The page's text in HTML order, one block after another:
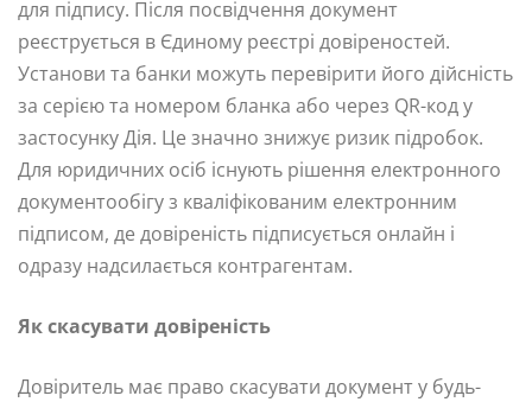
для підпису. Після посвідчення документ
реєструється в Єдиному реєстрі довіреностей.
Установи та банки можуть перевірити його дійсність
за серією та номером бланка або через QR-код у
застосунку Дія. Це значно знижує ризик підробок.
Для юридичних осіб існують рішення електронного
документообігу з кваліфікованим електронним
підписом, де довіреність підписується онлайн і
одразу надсилається контрагентам.
Як скасувати довіреність
Довіритель має право скасувати документ у будь-